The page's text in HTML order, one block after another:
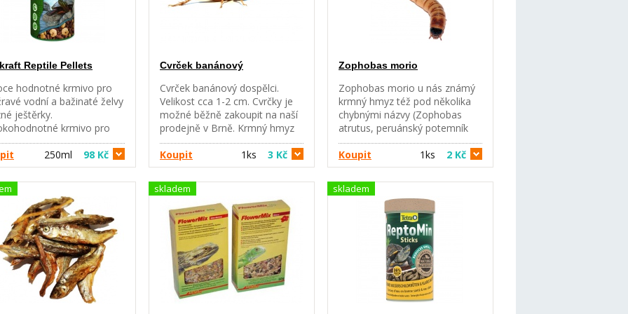
Reptile Pellets
hodnotné krmivo pro
vodní a bažinaté želvy
ještěrky.
krmivo pro
plazy. Obsahuje
důležité látky jako v
Krmný návod: podle
zvířete podávejte 1 - 2
lžičky denně. Složení:
maso a produkty
původu, zelenina,
a vedlejší výrobky z ryb,
a raci, řasy, vedlejší
rostlinného původu,
a tuky, minerální látky.
znaky: proteiny 395 g /
vlhkost 9,8%, popeloviny 91
250ml 98 Kč
Cvrček banánový
Cvrček banánový dospělci.
Velikost cca 1-2 cm. Cvrčky je
možné běžně zakoupit na naší
prodejně v Brně. Krmný hmyz
např. pro chameleony, agamy.
Živá zvířata neposíláme.
Koupit 1ks 3 Kč
Zophobas morio
Zophobas morio u nás známý
krmný hmyz též pod několika
chybnými názvy (Zophobas
atrutus, peruánský potemník
aj.) je rozšířen v jižní a střední
Americe. Dříve se v ČR choval a
vystavoval jen v zoologických
zahradách. Podobně jako
potemník moučný může být
tento brouk zařazen do řady
krmivových brouků. Jeho larva
má totiž dost měkké tělo.
Koupit 1ks 2 Kč
skladem skladem